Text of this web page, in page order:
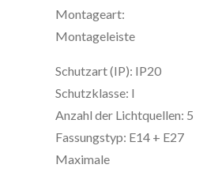
Montageart:
Montageleiste
Schutzart (IP): IP20
Schutzklasse: I
Anzahl der Lichtquellen: 5
Fassungstyp: E14 + E27
Maximale